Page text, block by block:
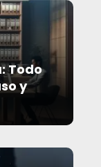
Todo
y